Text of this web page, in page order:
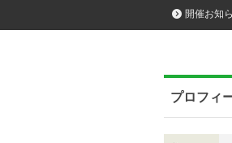
開催お知
プロフィ